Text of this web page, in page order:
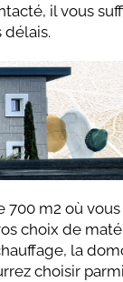
il vous
700 m2 où
choix de
la
choisir